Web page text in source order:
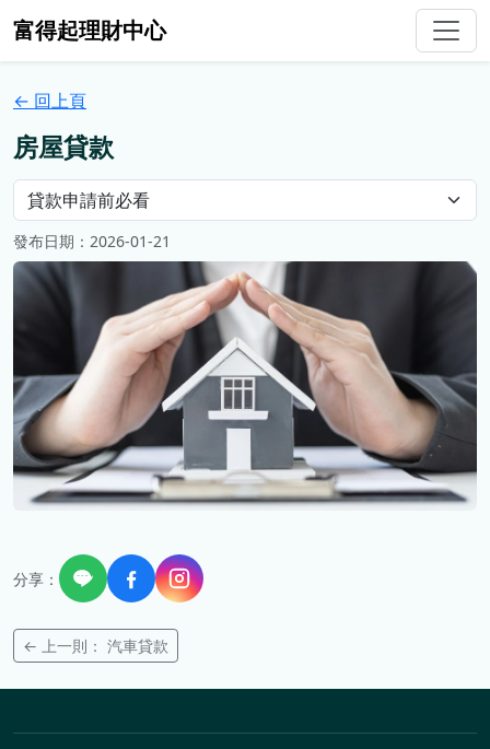
富得起理財中心
← 回上頁
房屋貸款
發布日期：2026-01-21
分享：
← 上一則： 汽車貸款